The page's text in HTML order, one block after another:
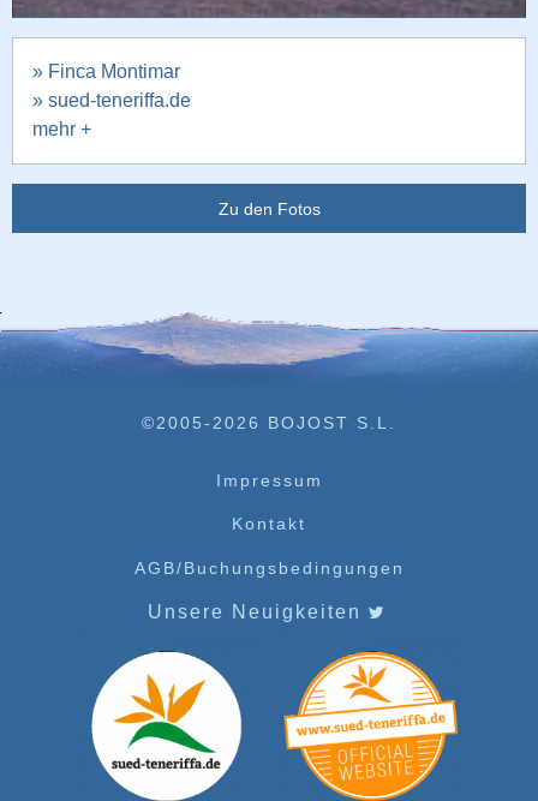
» Finca Montimar
» sued-teneriffa.de
mehr +
Zu den Fotos
©2005-2026 BOJOST S.L.
Impressum
Kontakt
AGB/Buchungsbedingungen
Unsere Neuigkeiten